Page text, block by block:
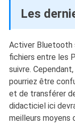
Les
Activer Bluetooth
fichiers entre les
suivre.
pourriez être
et de transférer
didacticiel ici
meilleurs moyens